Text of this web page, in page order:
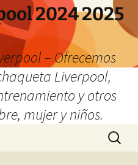
2024 2025
– Ofrecemos
Liverpool,
y otros
mujer y niños.
Buscar: